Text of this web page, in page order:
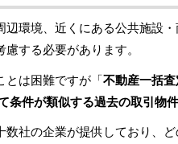
環境、近くにある公共施設
する必要があります。
とは困難ですが「不動産一括査
条件が類似する過去の取引物
数社の企業が提供しており、